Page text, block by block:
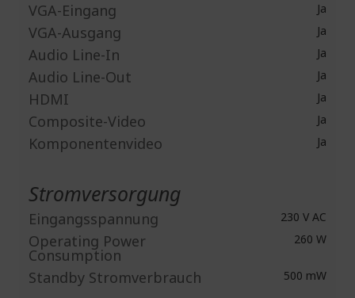
VGA-Eingang Ja
VGA-Ausgang Ja
Audio Line-In Ja
Audio Line-Out Ja
HDMI Ja
Composite-Video Ja
Komponentenvideo Ja
Stromversorgung
Eingangsspannung 230 V AC
Operating Power
Consumption
260 W
Standby Stromverbrauch 500 mW